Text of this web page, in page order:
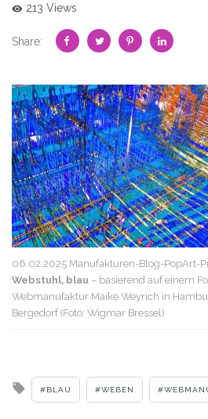
213 Views
Share:
06.02.2025 Manufakturen-Blog-PopArt-
Webstuhl, blau – basierend auf einem
Webmanufaktur Maike Weyrich in
Bergedorf (Foto: Wigmar Bressel)
Tagged
BLAU WEBEN